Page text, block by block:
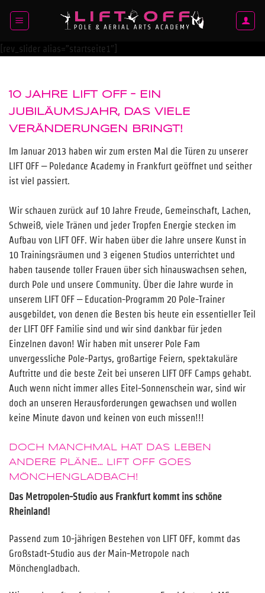
Inhalt
[rev_slider alias=”startseite1″]
10 JAHRE LIFT OFF – EIN
JUBILÄUMSJAHR, DAS VIELE
VERÄNDERUNGEN BRINGT!
Im Januar 2013 haben wir zum ersten Mal die Türen zu unserer
LIFT OFF – Poledance Academy in Frankfurt geöffnet und seither
ist viel passiert.
Wir schauen zurück auf 10 Jahre Freude, Gemeinschaft, Lachen,
Schweiß, viele Tränen und jeder Tropfen Energie stecken im
Aufbau von LIFT OFF. Wir haben über die Jahre unsere Kunst in
10 Trainingsräumen und 3 eigenen Studios unterrichtet und
haben tausende toller Frauen über sich hinauswachsen sehen,
durch Pole und unsere Community. Über die Jahre wurde in
unserem LIFT OFF – Education-Programm 20 Pole-Trainer
ausgebildet, von denen die Besten bis heute ein essentieller Teil
der LIFT OFF Familie sind und wir sind dankbar für jeden
Einzelnen davon! Wir haben mit unserer Pole Fam
unvergessliche Pole-Partys, großartige Feiern, spektakuläre
Auftritte und die beste Zeit bei unseren LIFT OFF Camps gehabt.
Auch wenn nicht immer alles Eitel-Sonnenschein war, sind wir
doch an unseren Herausforderungen gewachsen und wollen
keine Minute davon und keinen von euch missen!!!
DOCH MANCHMAL HAT DAS LEBEN
ANDERE PLÄNE… LIFT OFF GOES
MÖNCHENGLADBACH!
Das Metropolen-Studio aus Frankfurt kommt ins schöne
Rheinland!
Passend zum 10-jährigen Bestehen von LIFT OFF, kommt das
Großstadt-Studio aus der Main-Metropole nach
Mönchengladbach.